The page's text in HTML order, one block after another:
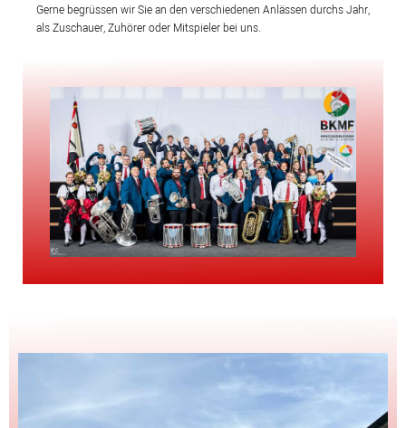
Gerne begrüssen wir Sie an den verschiedenen Anlässen durchs Jahr,
als Zuschauer, Zuhörer oder Mitspieler bei uns.